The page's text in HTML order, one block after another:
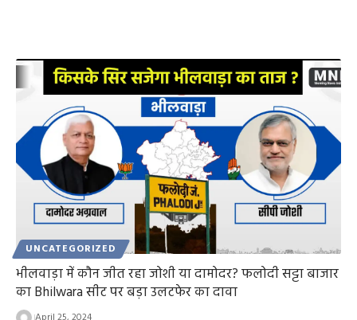
UNCATEGORIZED
भीलवाड़ा में कौन जीत रहा जोशी या दामोदर? फलोदी सट्टा बाजार
का Bhilwara सीट पर बड़ा उलटफेर का दावा